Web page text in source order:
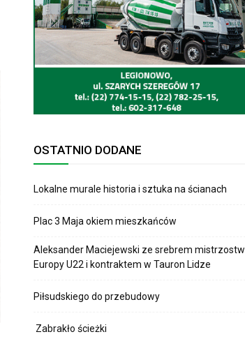
OSTATNIO DODANE
Lokalne murale historia i sztuka na ścianach
Plac 3 Maja okiem mieszkańców
Aleksander Maciejewski ze srebrem mistrzostw
Europy U22 i kontraktem w Tauron Lidze
Piłsudskiego do przebudowy
Zabrakło ścieżki